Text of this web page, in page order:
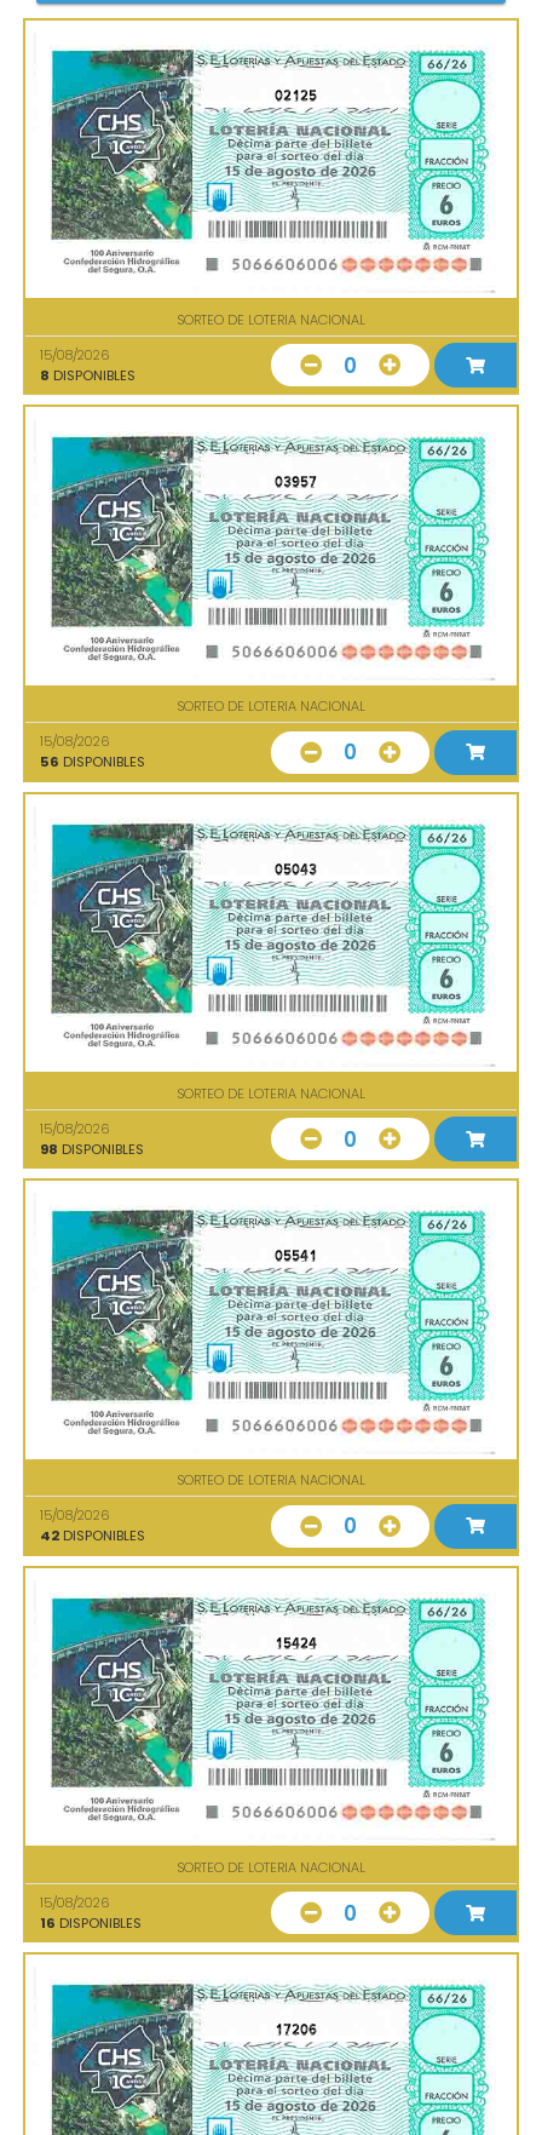
02125
SORTEO DE LOTERIA NACIONAL
15/08/2026
8 DISPONIBLES 0
03957
SORTEO DE LOTERIA NACIONAL
15/08/2026
56 DISPONIBLES 0
05043
SORTEO DE LOTERIA NACIONAL
15/08/2026
98 DISPONIBLES 0
05541
SORTEO DE LOTERIA NACIONAL
15/08/2026
42 DISPONIBLES 0
15424
SORTEO DE LOTERIA NACIONAL
15/08/2026
16 DISPONIBLES 0
17206